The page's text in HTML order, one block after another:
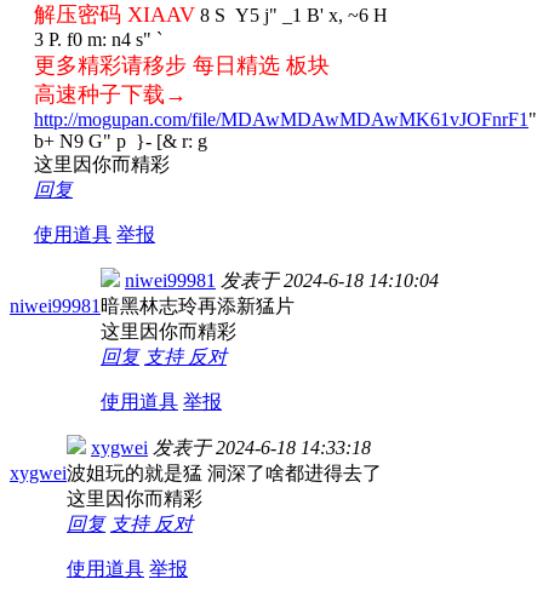
解压密码 XIAAV 8 S Y5 j" _1 B' x, ~6 H
3 P. f0 m: n4 s" `
更多精彩请移步 每日精选 板块
高速种子下载→
http://mogupan.com/file/MDAwMDAwMDAwMK61vJOFnrF1 "
b+ N9 G" p }- [& r: g
这里因你而精彩
回复
使用道具 举报
niwei99981
niwei99981 发表于2024-6-18 14:10:04
暗黑林志玲再添新猛片
这里因你而精彩
回复 支持 反对
使用道具 举报
xygwei
xygwei 发表于2024-6-18 14:33:18
波姐玩的就是猛 洞深了啥都进得去了
这里因你而精彩
回复 支持 反对
使用道具 举报